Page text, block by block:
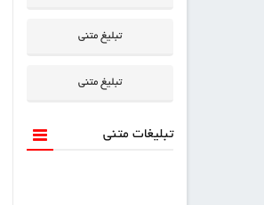
تبلیغ متنی
تبلیغ متنی
تبلیغات متنی